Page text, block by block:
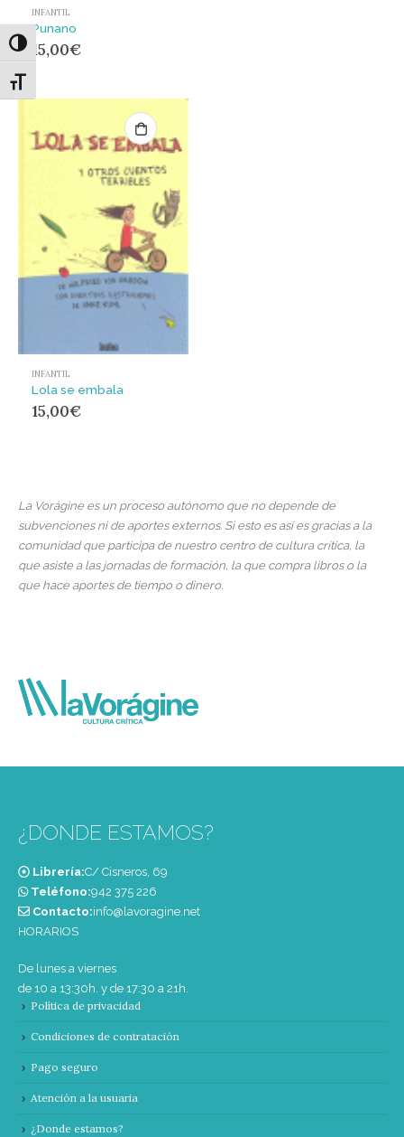
Alternar alto contraste
Alternar tamaño de letra
INFANTIL
Punano
15,00€
INFANTIL
Lola se embala
15,00€
La Vorágine es un proceso autónomo que no depende de
subvenciones ni de aportes externos. Si esto es así es gracias a la
comunidad que participa de nuestro centro de cultura crítica, la
que asiste a las jornadas de formación, la que compra libros o la
que hace aportes de tiempo o dinero.
¿DONDE ESTAMOS?
Librería:C/ Cisneros, 69
Teléfono:‭942 375 226‬
Contacto:info@lavoragine.net
HORARIOS
De lunes a viernes
de 10 a 13:30h. y de 17:30 a 21h.
Política de privacidad
Condiciones de contratación
Pago seguro
Atención a la usuaria
¿Donde estamos?